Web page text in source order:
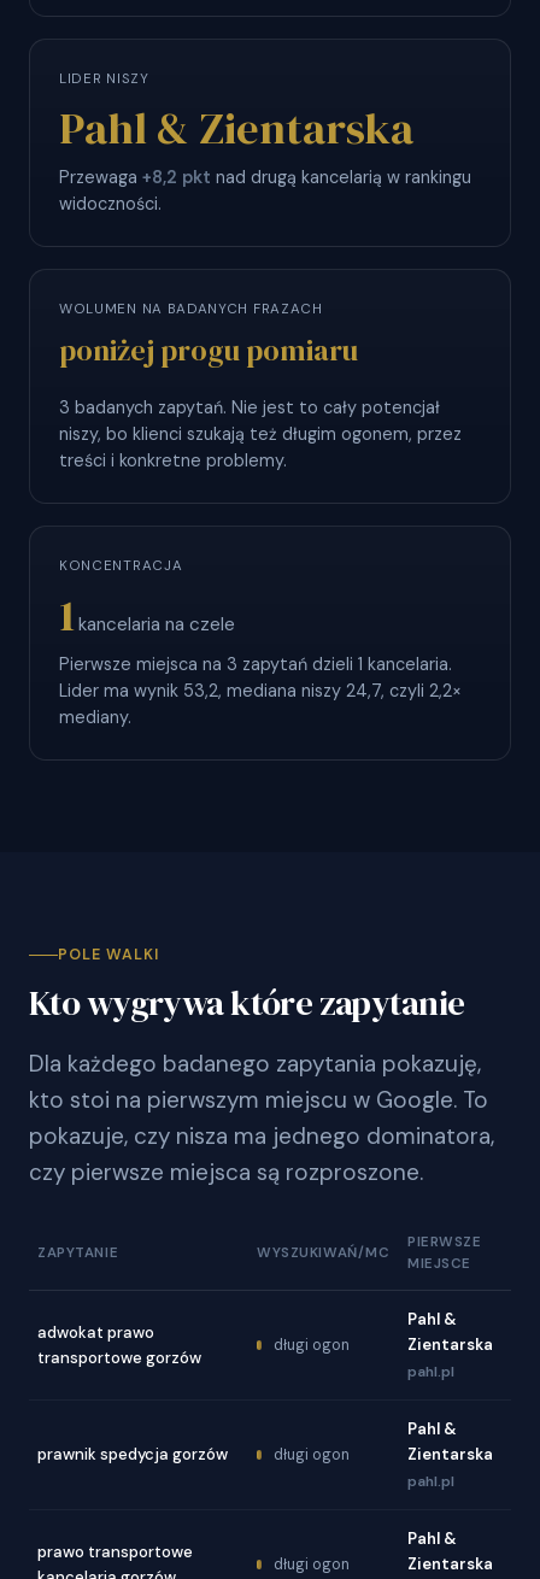
LIDER NISZY
Pahl & Zientarska
Przewaga +8,2 pkt nad drugą kancelarią w rankingu
widoczności.
WOLUMEN NA BADANYCH FRAZACH
poniżej progu pomiaru
3 badanych zapytań. Nie jest to cały potencjał
niszy, bo klienci szukają też długim ogonem, przez
treści i konkretne problemy.
KONCENTRACJA
1kancelaria na czele
Pierwsze miejsca na 3 zapytań dzieli 1 kancelaria.
Lider ma wynik 53,2, mediana niszy 24,7, czyli 2,2×
mediany.
POLE WALKI
Kto wygrywa które zapytanie
Dla każdego badanego zapytania pokazuję,
kto stoi na pierwszym miejscu w Google. To
pokazuje, czy nisza ma jednego dominatora,
czy pierwsze miejsca są rozproszone.
ZAPYTANIE WYSZUKIWAŃ/MC
PIERWSZE
MIEJSCE
adwokat prawo
transportowe gorzów
długi ogon
Pahl &
Zientarska
pahl.pl
prawnik spedycja gorzów długi ogon
Pahl &
Zientarska
pahl.pl
prawo transportowe
długi ogon
Pahl &
Zientarska